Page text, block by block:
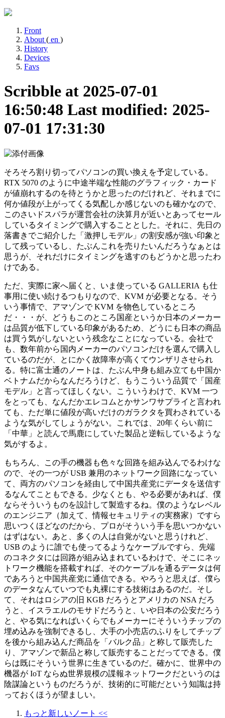
Front
About ( en )
History
Devices
Favs
Scribble at 2025-07-01
16:50:48 Last modified: 2025-
07-01 17:31:30
そろそろ割り切ってパソコンの買い換えを予定している。
RTX 5070 のように中途半端な性能のグラフィック・カード
が値崩れするのを待とうかと思ったのだけれど、それまでに
何か値段が上がってくる気配しか感じないのも確かなので、
このさいドスパラが運営会社の決算月が近いとあってセール
しているタイミングで購入することとした。それに、先日の
落書きでご紹介した「激押しモデル」の割安感が強い印象と
して残っているし、たぶんこれを売りたいんだろうなぁとは
思うが、それだけにタイミングを逃すのもどうかと思ったわ
けである。
ただ、実際に家へ届くと、いま使っている GALLERIA も仕
事用に使い続けるつもりなので、KVM が必要となる。そう
いう事情で、アマゾンで KVM を物色しているところ
だ・・・が、どうもこのところ国産というか日本のメーカー
は品質が低下している印象があるため、どうにも日本の商品
は買う気がしないという残念なことになっている。会社で
も、数年前から国内メーカーのパソコンだけを選んで購入し
ているのだが、とにかく故障率が高くてウンザリさせられ
る。特に富士通のノートは、たぶん中身も組み立ても中国か
ベトナムだからなんだろうけど、もうこういう品質で「国産
モデル」と言ってほしくない。こういうわけで、KVM 一つ
をとっても、なんだかエレコムとかサンワサプライと言われ
ても、ただ単に値段が高いだけのガラクタを買わされている
ような気がしてしょうがない。これでは、20年くらい前に
「中華」と読んで馬鹿にしていた製品と逆転しているような
気がするよ。
もちろん、この手の機器も色々な回路を組み込んでるわけな
ので、その一つが USB 兼用のネットワーク回路になってい
て、両方のパソコンを経由して中国共産党にデータを送信す
るなんてこともできる。少なくとも、やる必要があれば、僕
ならそういうものを設計して製造するね。僕のようなレベル
のエンジニア（加えて、情報セキュリティの実務家）ですら
思いつくほどなのだから、プロがそういう手を思いつかない
はずはない。あと、多くの人は自覚がないと思うけれど、
USB のように誰でも使ってるようなケーブルですら、先端
のコネクタには回路が組み込まれているわけで、そこにネッ
トワーク機能を搭載すれば、そのケーブルを通るデータは何
であろうと中国共産党に通信できる。やろうと思えば、僕ら
のデータなんていつでも丸裸にする技術はあるのだ。そし
て、それはロシアの旧 KGB だろうとアメリカの NSA だろ
うと、イスラエルのモサドだろうと、いや日本の公安だろう
と、やる気になればいくらでもメーカーにそういうチップの
埋め込みを強制できるし、大手の小売店のふりをしてチップ
を後から組み込んだ商品を「バルク品」と称して販売した
り、アマゾンで新品と称して販売することだってできる。僕
らは既にそういう世界に生きているのだ。確かに、世界中の
機器が IoT ならぬ世界規模の諜報ネットワークだというのは
陰謀論というものだろうが、技術的に可能だという知識は持
っておくほうが望ましい。
もっと新しいノート <<